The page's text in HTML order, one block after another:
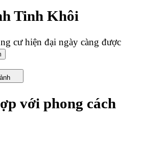
Tinh Khôi
cư hiện đại ngày càng được
với phong cách